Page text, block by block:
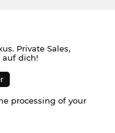
Private Sales,
dich!
processing of your